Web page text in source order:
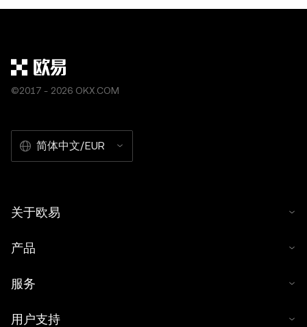
©2017 - 2026 OKX.COM
简体中文/EUR
关于欧易
产品
服务
用户支持